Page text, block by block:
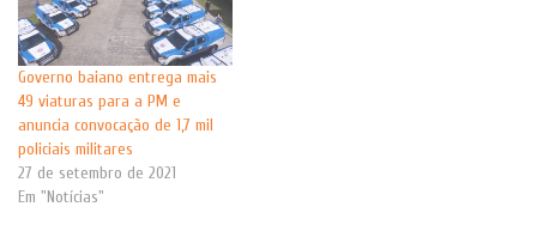
Governo baiano entrega mais
49 viaturas para a PM e
anuncia convocação de 1,7 mil
policiais militares
27 de setembro de 2021
Em "Notícias"